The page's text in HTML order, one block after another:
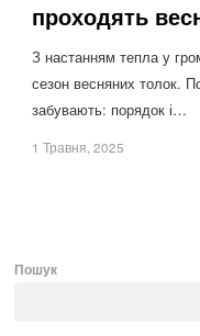
проходять
З настанням тепла у
сезон весняних толок.
забувають: порядок і…
1 Травня, 2025
Пошук